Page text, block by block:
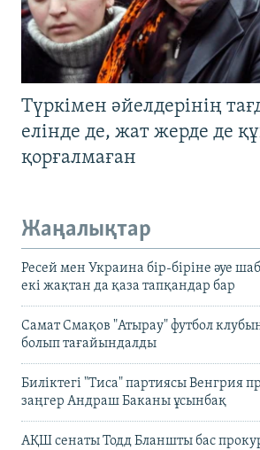
Түркімен әйелдерінің
елінде де, жат жерде де
қорғалмаған
Жаңалықтар
Ресей мен Украина бір-біріне әуе
екі жақтан да қаза тапқандар бар
Самат Смақов "Атырау" футбол
болып тағайындалды
Биліктегі "Тиса" партиясы Венгрия
заңгер Андраш Баканы ұсынбақ
АҚШ сенаты Тодд Бланшты бас